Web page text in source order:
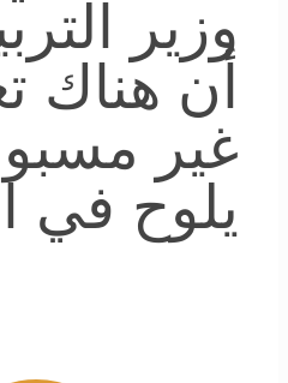
وزير
أن هناك
غير
يلوح في